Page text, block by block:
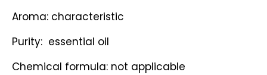
Aroma: characteristic
Purity: essential oil
Chemical formula: not applicable